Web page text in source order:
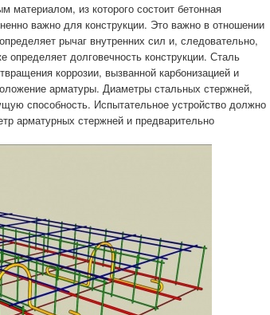
из которого состоит бетонная
важно для конструкции. Это важно в отношении
рычаг внутренних сил и, следовательно,
долговечность конструкции. Сталь
коррозии, вызванной карбонизацией и
арматуры. Диаметры стальных стержней,
способность. Испытательное устройство должно
арматурных стержней и предварительно